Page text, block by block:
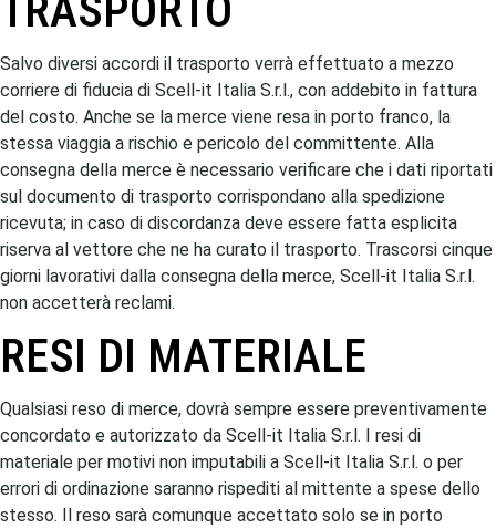
Salvo diversi accordi il trasporto verrà effettuato a mezzo
corriere di fiducia di Scell-it Italia S.r.l., con addebito in fattura
del costo. Anche se la merce viene resa in porto franco, la
stessa viaggia a rischio e pericolo del committente. Alla
consegna della merce è necessario verificare che i dati riportati
sul documento di trasporto corrispondano alla spedizione
ricevuta; in caso di discordanza deve essere fatta esplicita
riserva al vettore che ne ha curato il trasporto. Trascorsi cinque
giorni lavorativi dalla consegna della merce, Scell-it Italia S.r.l.
non accetterà reclami.
RESI DI MATERIALE
Qualsiasi reso di merce, dovrà sempre essere preventivamente
concordato e autorizzato da Scell-it Italia S.r.l. I resi di
materiale per motivi non imputabili a Scell-it Italia S.r.l. o per
errori di ordinazione saranno rispediti al mittente a spese dello
stesso. Il reso sarà comunque accettato solo se in porto